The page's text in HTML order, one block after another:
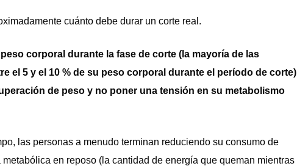
cuánto debe durar un corte real.
corporal durante la fase de corte (la mayoría de las
el 5 y el 10 % de su peso corporal durante el período de corte)
de peso y no poner una tensión en su metabolismo
las personas a menudo terminan reduciendo su consumo de
en reposo (la cantidad de energía que queman mientras